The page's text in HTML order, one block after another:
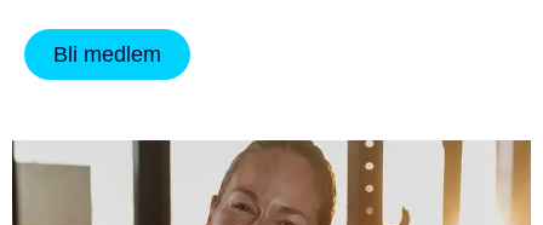
Bli medlem